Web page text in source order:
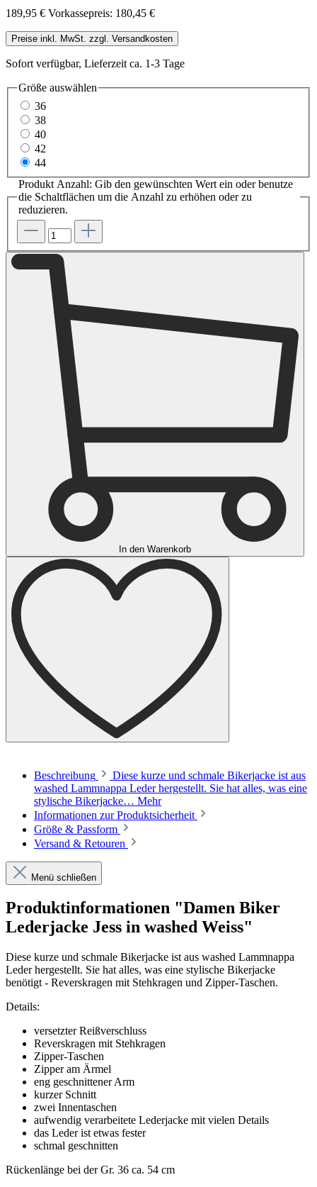
189,95 € Vorkassepreis: 180,45 €
Preise inkl. MwSt. zzgl. Versandkosten
Sofort verfügbar, Lieferzeit ca. 1-3 Tage
Größe auswählen
36
38
40
42
44
Produkt Anzahl: Gib den gewünschten Wert ein oder benutze
die Schaltflächen um die Anzahl zu erhöhen oder zu
reduzieren.
In den Warenkorb
Beschreibung
Diese kurze und schmale Bikerjacke ist aus
washed Lammnappa Leder hergestellt. Sie hat alles, was eine
stylische Bikerjacke… Mehr
Informationen zur Produktsicherheit
Größe & Passform
Versand & Retouren
Menü schließen
Produktinformationen "Damen Biker
Lederjacke Jess in washed Weiss"
Diese kurze und schmale Bikerjacke ist aus washed Lammnappa
Leder hergestellt. Sie hat alles, was eine stylische Bikerjacke
benötigt - Reverskragen mit Stehkragen und Zipper-Taschen.
Details:
versetzter Reißverschluss
Reverskragen mit Stehkragen
Zipper-Taschen
Zipper am Ärmel
eng geschnittener Arm
kurzer Schnitt
zwei Innentaschen
aufwendig verarbeitete Lederjacke mit vielen Details
das Leder ist etwas fester
schmal geschnitten
Rückenlänge bei der Gr. 36 ca. 54 cm